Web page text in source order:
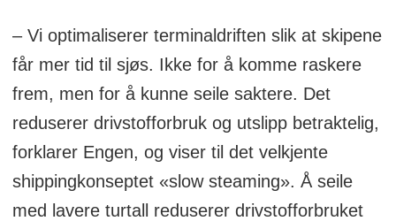
– Vi optimaliserer terminaldriften slik at skipene
får mer tid til sjøs. Ikke for å komme raskere
frem, men for å kunne seile saktere. Det
reduserer drivstofforbruk og utslipp betraktelig,
forklarer Engen, og viser til det velkjente
shippingkonseptet «slow steaming». Å seile
med lavere turtall reduserer drivstofforbruket